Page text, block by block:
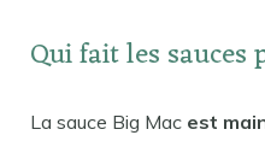
Qui fait les sauces
La sauce Big Mac est